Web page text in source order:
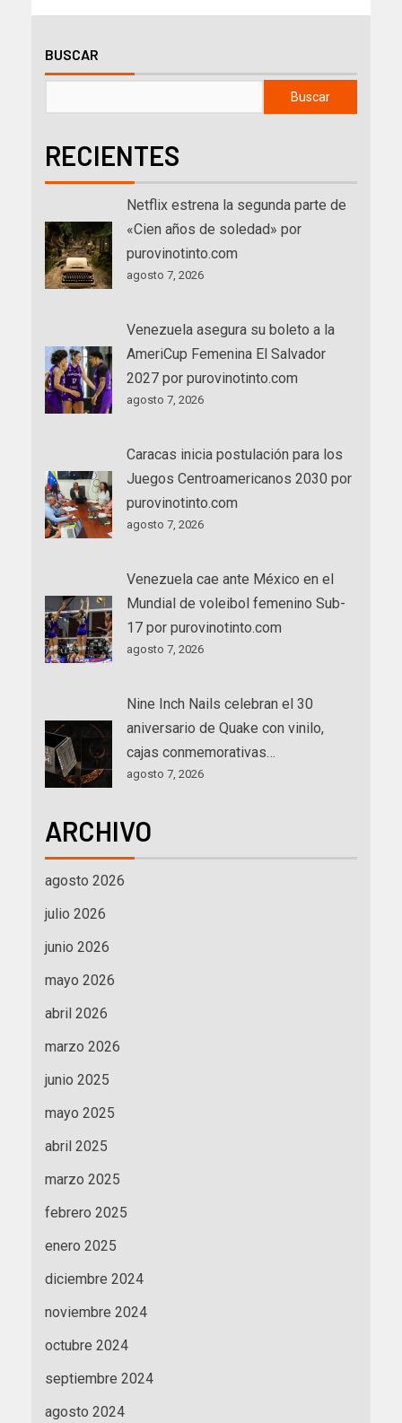
BUSCAR
Buscar
RECIENTES
Netflix estrena la segunda parte de
«Cien años de soledad» por
purovinotinto.com
agosto 7, 2026
Venezuela asegura su boleto a la
AmeriCup Femenina El Salvador
2027 por purovinotinto.com
agosto 7, 2026
Caracas inicia postulación para los
Juegos Centroamericanos 2030 por
purovinotinto.com
agosto 7, 2026
Venezuela cae ante México en el
Mundial de voleibol femenino Sub-
17 por purovinotinto.com
agosto 7, 2026
Nine Inch Nails celebran el 30
aniversario de Quake con vinilo,
cajas conmemorativas…
agosto 7, 2026
ARCHIVO
agosto 2026
julio 2026
junio 2026
mayo 2026
abril 2026
marzo 2026
junio 2025
mayo 2025
abril 2025
marzo 2025
febrero 2025
enero 2025
diciembre 2024
noviembre 2024
octubre 2024
septiembre 2024
agosto 2024